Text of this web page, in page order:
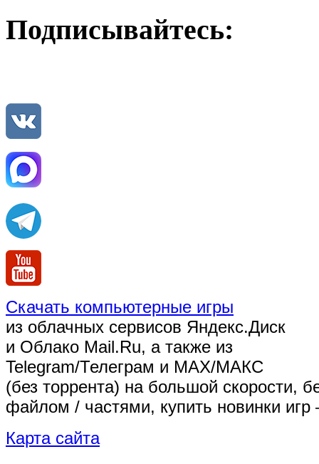
Подписывайтесь:
Скачать компьютерные игры
из облачных сервисов Яндекс.Диск
и Облако Mail.Ru, а также из
Telegram/Телеграм и MAX/МАКС
(без торрента) на большой скорости,
файлом / частями, купить новинки
Карта сайта